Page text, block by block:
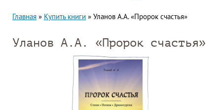
Главная » Купить книги » Уланов А.А. «Пророк счастья»
Уланов А.А. «Пророк счастья»